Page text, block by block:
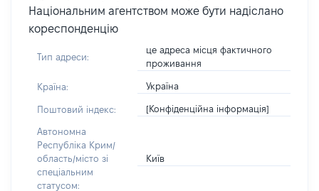
Національним агентством може бути надіслано
кореспонденцію
Тип адреси:
це адреса місця фактичного
проживання
Країна: Україна
Поштовий індекс: [Конфіденційна інформація]
Автономна
Республіка Крим/
область/місто зі
спеціальним
статусом:
Київ